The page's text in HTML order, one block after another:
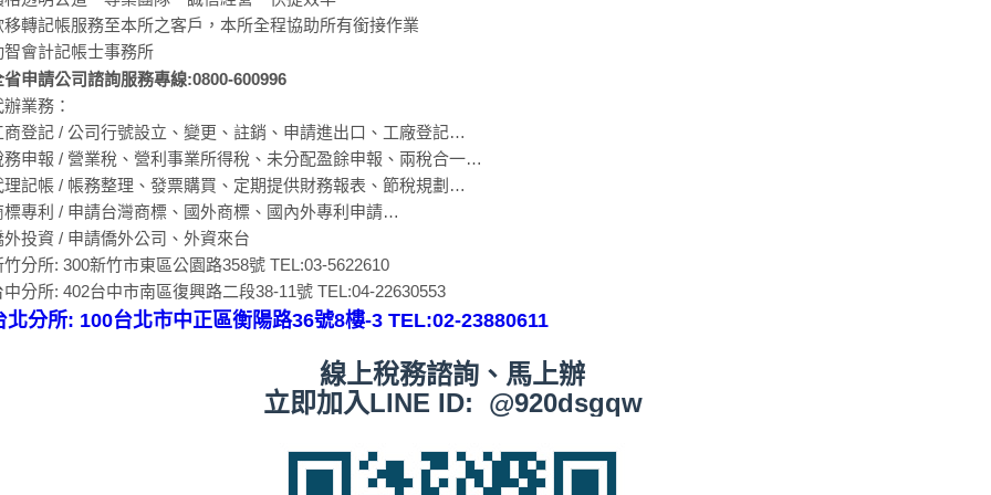
移轉記帳服務至本所之客戶，本所全程協助所有銜接作業
智會計記帳士事務所
省申請公司諮詢服務專線:0800-600996
辦業務：
商登記 / 公司行號設立、變更、註銷、申請進出口、工廠登記…
務申報 / 營業稅、營利事業所得稅、未分配盈餘申報、兩稅合一…
理記帳 / 帳務整理、發票購買、定期提供財務報表、節稅規劃…
標專利 / 申請台灣商標、國外商標、國內外專利申請…
外投資 / 申請僑外公司、外資來台
竹分所: 300新竹市東區公園路358號 TEL:03-5622610
中分所: 402台中市南區復興路二段38-11號 TEL:04-22630553
北分所: 100台北市中正區衡陽路36號8樓-3 TEL:02-23880611
線上稅務諮詢、馬上辦
立即加入LINE ID: @920dsgqw